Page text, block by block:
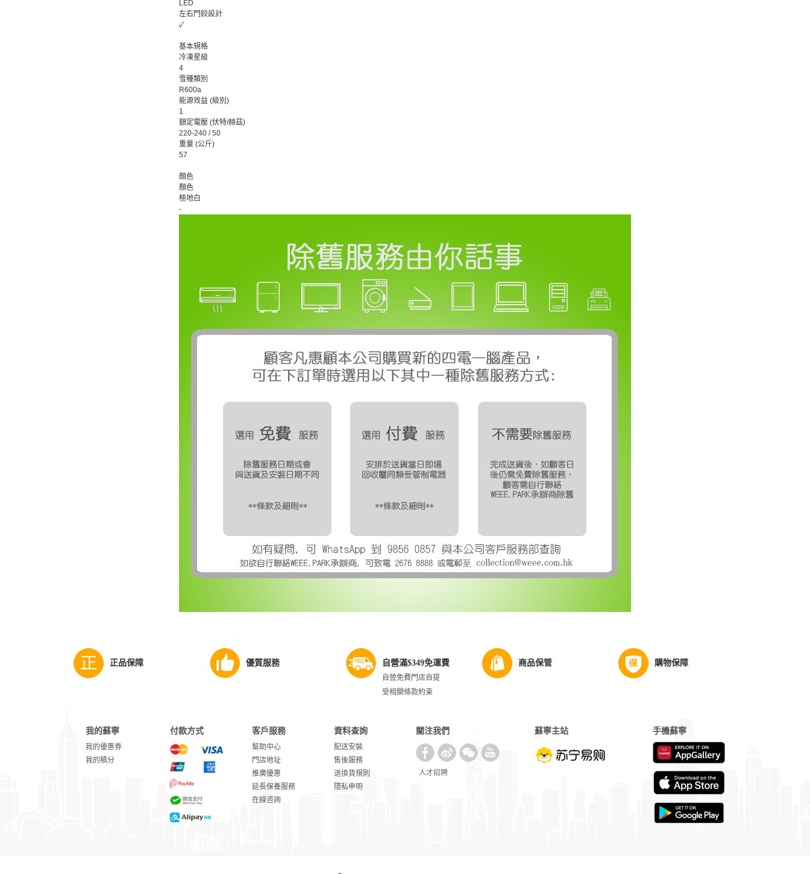
LED
左右門鉸設計
✓
基本規格
冷凍星級
4
雪種類別
R600a
能源效益 (級別)
1
額定電壓 (伏特/赫茲)
220-240 / 50
重量 (公斤)
57
顏色
顏色
極地白
-
正品保障 優質服務 自營滿$349免運費
自營免費門店自提
受相關條款約束
商品保管 購物保障
我的蘇寧
我的優惠券
我的積分
付款方式 客戶服務
幫助中心
門店地址
推廣優惠
延長保養服務
在線咨詢
資料查詢
配送安裝
售後服務
退換貨規則
隱私申明
關注我們
人才招聘
蘇寧主站 手機蘇寧